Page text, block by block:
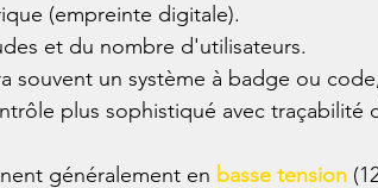
(empreinte digitale).
et du nombre d'utilisateurs.
souvent un système à badge ou
plus sophistiqué avec traçabilité
généralement en basse tension